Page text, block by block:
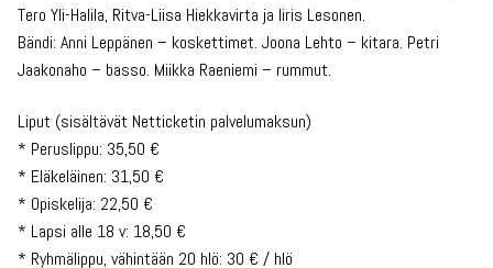
Tero Yli-Halila, Ritva-Liisa Hiekkavirta ja Iiris Lesonen.
Bändi: Anni Leppänen – koskettimet. Joona Lehto – kitara. Petri
Jaakonaho – basso. Miikka Raeniemi – rummut.
Liput (sisältävät Netticketin palvelumaksun)
* Peruslippu: 35,50 €
* Eläkeläinen: 31,50 €
* Opiskelija: 22,50 €
* Lapsi alle 18 v: 18,50 €
* Ryhmälippu, vähintään 20 hlö: 30 € / hlö